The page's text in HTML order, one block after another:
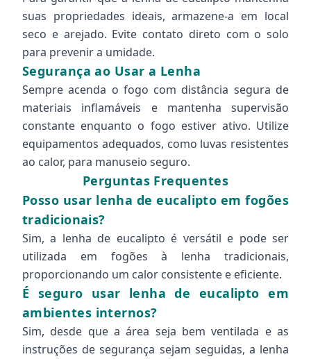
suas propriedades ideais, armazene-a em local
seco e arejado. Evite contato direto com o solo
para prevenir a umidade.
Segurança ao Usar a Lenha
Sempre acenda o fogo com distância segura de
materiais inflamáveis e mantenha supervisão
constante enquanto o fogo estiver ativo. Utilize
equipamentos adequados, como luvas resistentes
ao calor, para manuseio seguro.
Perguntas Frequentes
Posso usar lenha de eucalipto em fogões
tradicionais?
Sim, a lenha de eucalipto é versátil e pode ser
utilizada em fogões à lenha tradicionais,
proporcionando um calor consistente e eficiente.
É seguro usar lenha de eucalipto em
ambientes internos?
Sim, desde que a área seja bem ventilada e as
instruções de segurança sejam seguidas, a lenha